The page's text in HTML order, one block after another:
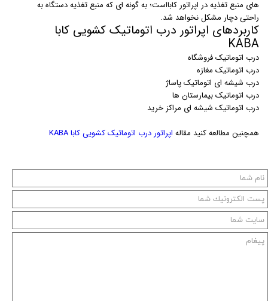
های منبع تغذیه در اپراتور کابااست؛ به گونه ای که منبع تغذیه دستگاه به
راحتی دچار مشکل نخواهد شد.
کاربردهای اپراتور درب اتوماتیک کشویی کابا
KABA
درب اتوماتیک فروشگاه
درب اتوماتیک مغازه
درب شیشه ای اتوماتیک پاساژ
درب اتوماتیک بیمارستان ها
درب اتوماتیک شیشه ای مراکز خرید
همچنین مطالعه کنید مقاله اپراتور درب اتوماتیک کشویی کابا KABA